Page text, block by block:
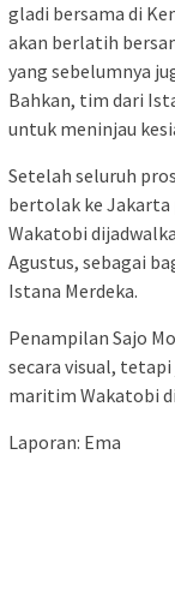
gladi bersama di
akan berlatih
yang sebelumnya
Bahkan, tim dari
untuk meninjau
Setelah seluruh
bertolak ke Jakarta
Wakatobi
Agustus, sebagai
Istana Merdeka.
Penampilan Sajo
secara visual,
maritim Wakatobi
Laporan: Ema